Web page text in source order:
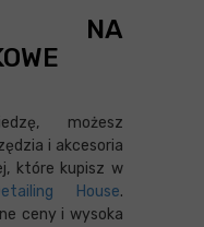
NA
możesz
i akcesoria
które kupisz w
House.
ceny i wysoka